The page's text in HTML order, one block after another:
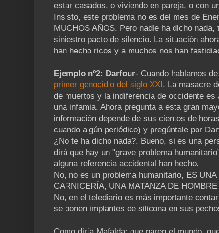
estar casados, o viviendo en pareja, o con
Insisto, este problema no es del mes de
MUCHOS AÑOS. Pero nadie ha dicho
siniestro pacto de silencio. La situación
han hecho ricos y a muchos nos han
Ejemplo nº2: Darfour- Cuando hablamos
primer genocidio del siglo XXI. La masacre
de muertos y la indiferencia de occidente es
una infamia. Ahora pregunta a esta gran
información depende de sus cientos de
cuando algún periódico) y pregúntale por
¿No te ha dicho nada?. Bueno, si es una
dirá que hay un "grave problema
alguna referencia accidental han hecho.
No, no es un problema humanitario, ES
CARNICERÍA, UNA MATANZA DE
No, en el telediario es más importante
se ponen implantes de silicona en sus